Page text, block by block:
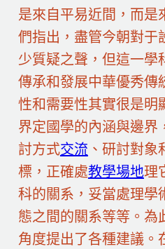
是來自平易近間，而是
們指出，盡管今朝對于
少質疑之聲，但這一學
傳承和發展中華優秀傳
性和需要性其實很是明
界定國學的內涵與邊界
討方式交流 、研討對象
標，正確處教學場地理
科的關系，妥當處理學
態之間的關系等等。為
角度提出了各種建議。